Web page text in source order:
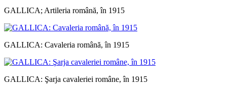
GALLICA; Artileria română, în 1915
GALLICA: Cavaleria română, în 1915
GALLICA: Şarja cavaleriei române, în 1915